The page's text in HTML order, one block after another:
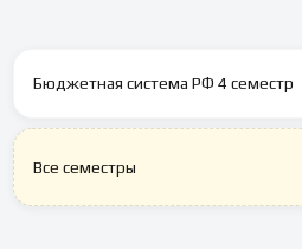
Бюджетная система РФ 4 семестр
Все семестры